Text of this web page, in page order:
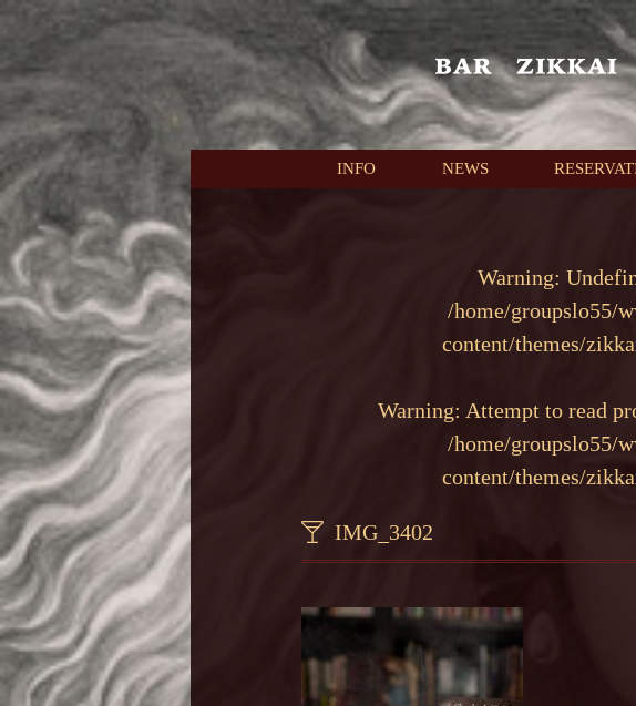
本文へスキップ
INFO NEWS
Warning:
/home/groupslo55/
content/themes/
Warning: Attempt to read
/home/groupslo55/
content/themes/
IMG_3402